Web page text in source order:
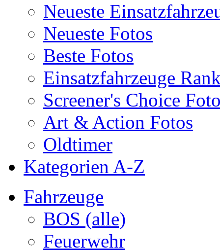
Neueste
Neueste Fotos
Beste Fotos
Einsatzfahrzeuge
Screener's Choice
Art & Action Fotos
Oldtimer
Kategorien A-Z
Fahrzeuge
BOS (alle)
Feuerwehr